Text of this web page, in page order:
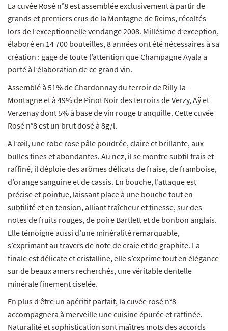
La cuvée Rosé n°8 est assemblée exclusivement à partir de
grands et premiers crus de la Montagne de Reims, récoltés
lors de l’exceptionnelle vendange 2008. Millésime d’exception,
élaboré en 14 700 bouteilles, 8 années ont été nécessaires à sa
création : gage de toute l’attention que Champagne Ayala a
porté à l’élaboration de ce grand vin.
Assemblé à 51% de Chardonnay du terroir de Rilly-la-
Montagne et à 49% de Pinot Noir des terroirs de Verzy, Aÿ et
Verzenay dont 5% à base de vin rouge tranquille. Cette cuvée
Rosé n°8 est un brut dosé à 8g/l.
A l’œil, une robe rose pâle poudrée, claire et brillante, aux
bulles fines et abondantes. Au nez, il se montre subtil frais et
raffiné, il déploie des arômes délicats de fraise, de framboise,
d’orange sanguine et de cassis. En bouche, l’attaque est
précise et pointue, laissant place à une bouche tout en
subtilité et en tension, alliant fraîcheur et finesse, sur des
notes de fruits rouges, de poire Bartlett et de bonbon anglais.
Elle témoigne aussi d’une minéralité remarquable,
s’exprimant au travers de note de craie et de graphite. La
finale est délicate et cristalline, elle s’exprime tout en élégance
sur de beaux amers recherchés, une véritable dentelle
minérale finement ciselée.
En plus d’être un apéritif parfait, la cuvée rosé n°8
accompagnera à merveille une cuisine épurée et raffinée.
Naturalité et sophistication sont maîtres mots des accords